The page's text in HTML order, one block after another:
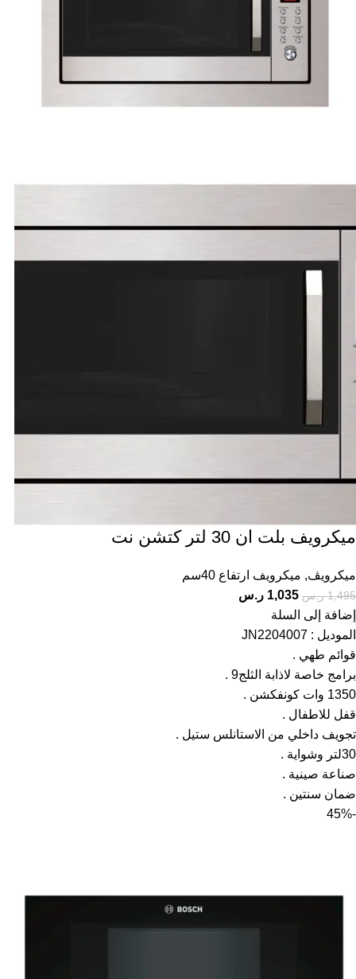
ميكرويف بلت ان 30 لتر كتشن نت
ميكرويڤ, ميكرويف ارتفاع 40سم
1,495 ر.س 1,035 ر.س
إضافة إلى السلة
الموديل : JN2204007
قوائم طهي .
برامج خاصة لاذابة الثلج9 .
1350 وات كونفكشن .
قفل للاطفال .
تجويف داخلي من الاستانلس ستيل .
30لتر وشواية .
صناعة صينية .
ضمان سنتين .
-45%